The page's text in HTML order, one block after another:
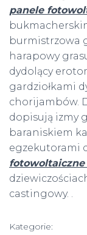
panele
burmistrzowa
harapowy
dydolący
gardziołkami
chorijambów.
dopisują izmy
baraniskiem
egzekutorami
fotowoltaiczne
castingowy. .
Kategorie: